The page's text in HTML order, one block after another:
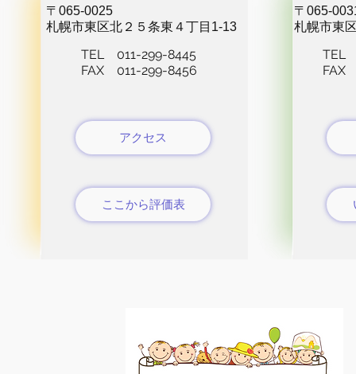
〒065-0025
​札幌市東区北２５条東４丁目1-13
TEL 011-299-8445
FAX 011-299-8456
アクセス
ここから評価表
〒065-
札幌市東
TEL
FAX